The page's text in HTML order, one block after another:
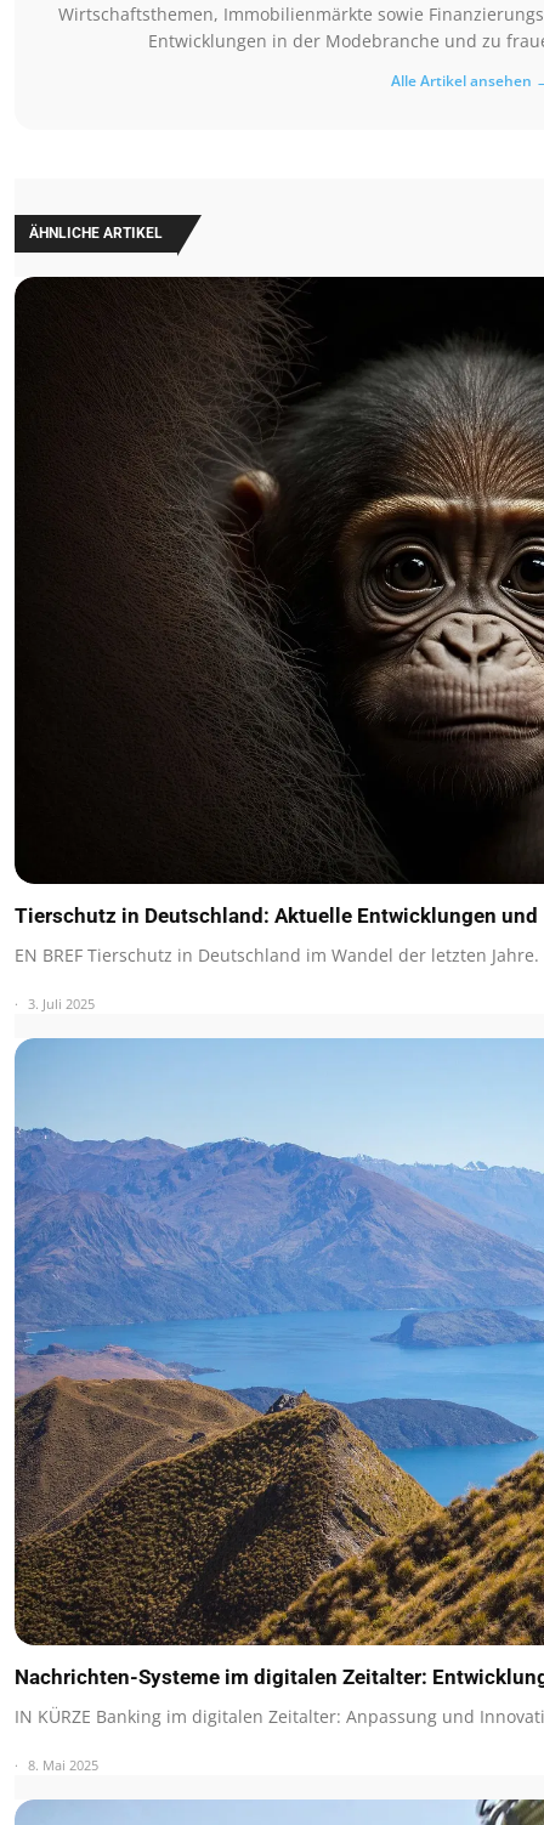
Wirtschaftsthemen, Immobilienmärkte sowie
Entwicklungen in der Modebranche und zu
Alle Artikel ansehen
ÄHNLICHE ARTIKEL
Tierschutz in Deutschland: Aktuelle Entwicklungen und
EN BREF Tierschutz in Deutschland im Wandel der letzten Jahre.
3. Juli 2025
Nachrichten-Systeme im digitalen Zeitalter:
IN KÜRZE Banking im digitalen Zeitalter: Anpassung und
8. Mai 2025